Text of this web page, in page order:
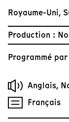
Royaume-Uni,
Production :
Programmé par
Anglais,
Français